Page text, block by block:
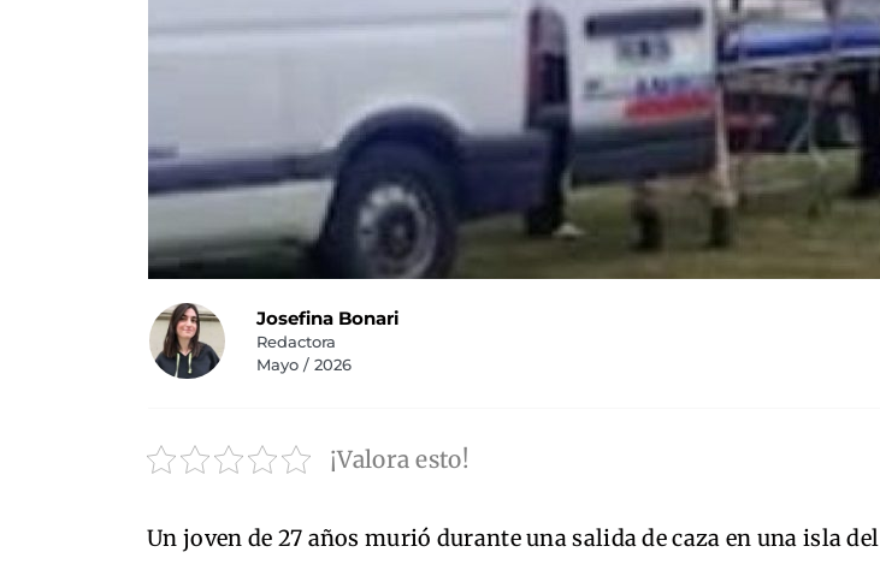
Josefina Bonari
Redactora
Mayo / 2026
¡Valora esto!
Un joven de 27 años murió durante una salida de caza en una isla del